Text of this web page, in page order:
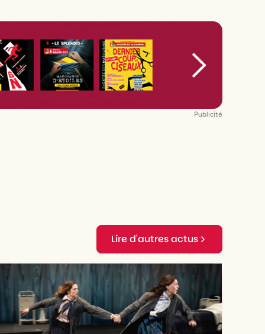
Publicité
Lire d'autres actus